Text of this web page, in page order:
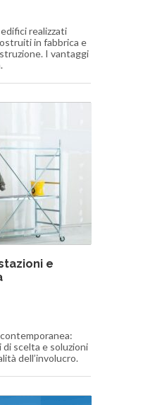
realizzati
in fabbrica e
I vantaggi
e
scelta e soluzioni
dell’involucro.